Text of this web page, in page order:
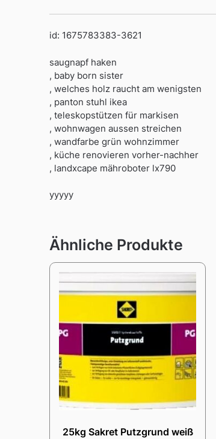
id: 1675783383-3621
saugnapf haken
, baby born sister
, welches holz raucht am wenigsten
, panton stuhl ikea
, teleskopstützen für markisen
, wohnwagen aussen streichen
, wandfarbe grün wohnzimmer
, küche renovieren vorher-nachher
, landxcape mähroboter lx790
yyyyy
Ähnliche Produkte
25kg Sakret Putzgrund weiß